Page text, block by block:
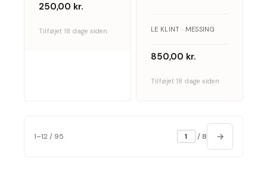
250,00 kr.
Tilføjet 18 dage siden LE KLINT · MESSING
850,00 kr.
Tilføjet 18 dage siden
1–12 / 95 / 8 →